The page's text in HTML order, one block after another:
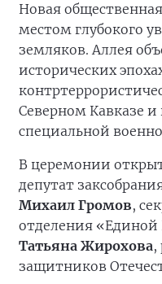
Новая
местом глубокого
земляков. Аллея
исторических
Северном Кавказе
специальной
В церемонии
депутат
Михаил Громов,
отделения «Единой
Татьяна Жирохова,
защитников